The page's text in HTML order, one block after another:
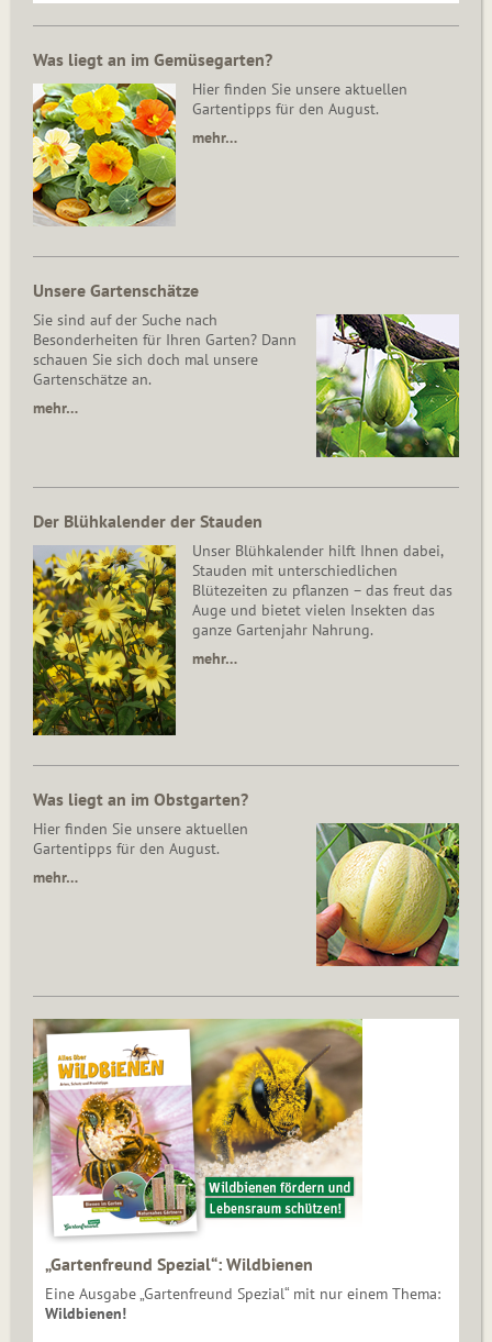
Was liegt an im Gemüsegarten?
Hier finden Sie unsere aktuellen
Gartentipps für den August.
mehr…
Unsere Gartenschätze
Sie sind auf der Suche nach
Besonderheiten für Ihren Garten? Dann
schauen Sie sich doch mal unsere
Gartenschätze an.
mehr…
Der Blühkalender der Stauden
Unser Blühkalender hilft Ihnen dabei,
Stauden mit unterschiedlichen
Blütezeiten zu pflanzen – das freut das
Auge und bietet vielen Insekten das
ganze Gartenjahr Nahrung.
mehr…
Was liegt an im Obstgarten?
Hier finden Sie unsere aktuellen
Gartentipps für den August.
mehr…
„Gartenfreund Spezial“: Wildbienen
Eine Ausgabe „Gartenfreund Spezial“ mit nur einem Thema:
Wildbienen!